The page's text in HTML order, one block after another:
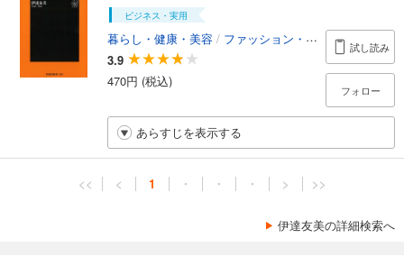
ビジネス・実用
暮らし・健康・美容 / ファッション・美容
3.9
470円 (税込)
試し読み
フォロー
あらすじを表示する
<< < 1 ・ ・ ・ > >>
伊達友美の詳細検索へ